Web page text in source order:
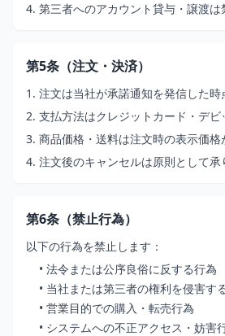
4. 第三者へのアカウント貸与・譲渡は
第5条（注文・決済）
1. 注文は当社が承諾通知を発信した時
2. 支払方法はクレジットカード・デビ
3. 商品価格・送料は注文時の表示価格
4. 注文後のキャンセルは原則として承
第6条（禁止行為）
以下の行為を禁止します：
• 法令または公序良俗に反する行為
• 当社または第三者の権利を侵害す
• 営業目的での購入・転売行為
• システムへの不正アクセス・妨害